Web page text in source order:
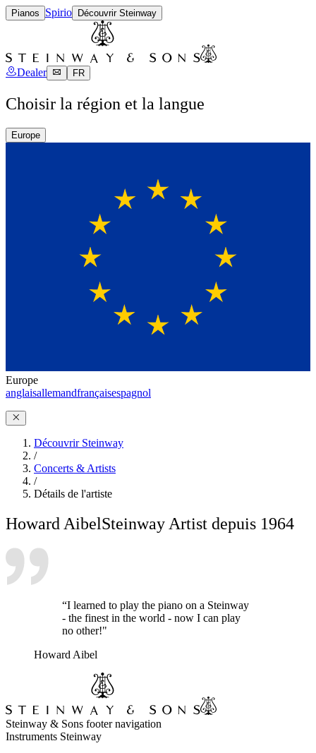
Pianos Spirio Découvrir Steinway
Dealer FR
Choisir la région et la langue
Europe
Europe
anglaisallemandfrançaisespagnol
Découvrir Steinway
/
Concerts & Artists
/
Détails de l'artiste
Howard AibelSteinway Artist depuis 1964
“I learned to play the piano on a Steinway
- the finest in the world - now I can play
no other!"
Howard Aibel
Steinway & Sons footer navigation
Instruments Steinway